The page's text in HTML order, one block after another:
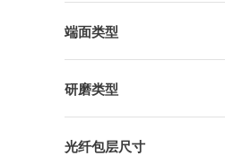
端面类型
研磨类型
光纤包层尺寸